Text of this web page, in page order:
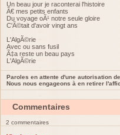
Un beau jour je raconterai l'histoire
Ã€ mes petits enfants
Du voyage oÃ¹ notre seule gloire
C'Ã©tait d'avoir vingt ans
L'AlgÃ©rie
Avec ou sans fusil
Ã‡a reste un beau pays
L'AlgÃ©rie
Paroles en attente d'une autorisation
Nous nous engageons à en retirer
Commentaires
2 commentaires